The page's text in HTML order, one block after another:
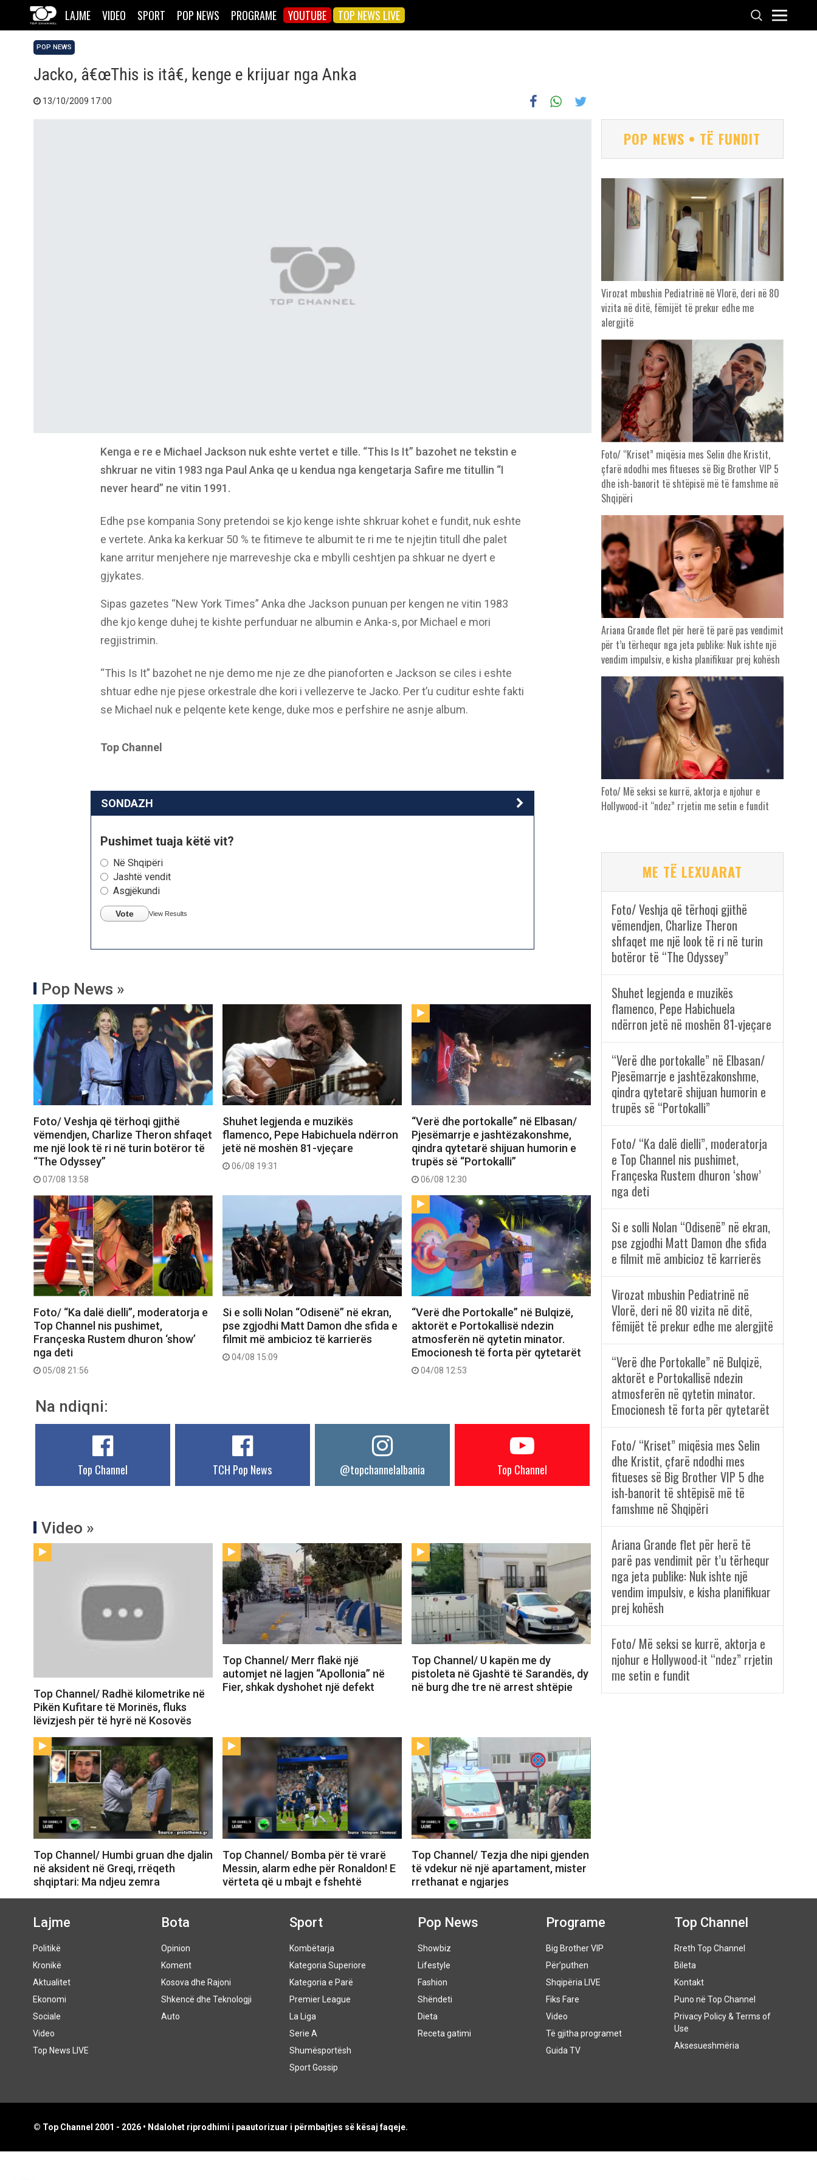
LAJME VIDEO SPORT POP NEWS PROGRAME YOUTUBE TOP NEWS LIVE
POP NEWS
Jacko, â€œThis is itâ€, kenge e krijuar nga Anka
13/10/2009 17:00
Kenga e re e Michael Jackson nuk eshte vertet e tille. “This Is It” bazohet ne tekstin e
shkruar ne vitin 1983 nga Paul Anka qe u kendua nga kengetarja Safire me titullin “I
never heard” ne vitin 1991.
Edhe pse kompania Sony pretendoi se kjo kenge ishte shkruar kohet e fundit, nuk eshte
e vertete. Anka ka kerkuar 50 % te fitimeve te albumit te ri me te njejtin titull dhe palet
kane arritur menjehere nje marreveshje cka e mbylli ceshtjen pa shkuar ne dyert e
gjykates.
Sipas gazetes “New York Times” Anka dhe Jackson punuan per kengen ne vitin 1983
dhe kjo kenge duhej te kishte perfunduar ne albumin e Anka-s, por Michael e mori
regjistrimin.
“This Is It” bazohet ne nje demo me nje ze dhe pianoforten e Jackson se ciles i eshte
shtuar edhe nje pjese orkestrale dhe kori i vellezerve te Jacko. Per t’u cuditur eshte fakti
se Michael nuk e pelqente kete kenge, duke mos e perfshire ne asnje album.
Top Channel
SONDAZH
Pushimet tuaja këtë vit?
Në Shqipëri
Jashtë vendit
Asgjëkundi
Vote View Results
Pop News »
Foto/ Veshja që tërhoqi gjithë
vëmendjen, Charlize Theron shfaqet
me një look të ri në turin botëror të
“The Odyssey”
07/08 13:58
Shuhet legjenda e muzikës
flamenco, Pepe Habichuela ndërron
jetë në moshën 81-vjeçare
06/08 19:31
“Verë dhe portokalle” në Elbasan/
Pjesëmarrje e jashtëzakonshme,
qindra qytetarë shijuan humorin e
trupës së “Portokalli”
06/08 12:30
Foto/ “Ka dalë dielli”, moderatorja e
Top Channel nis pushimet,
Françeska Rustem dhuron ‘show’
nga deti
05/08 21:56
Si e solli Nolan “Odisenë” në ekran,
pse zgjodhi Matt Damon dhe sfida e
filmit më ambicioz të karrierës
04/08 15:09
“Verë dhe Portokalle” në Bulqizë,
aktorët e Portokallisë ndezin
atmosferën në qytetin minator.
Emocionesh të forta për qytetarët
04/08 12:53
Na ndiqni:
Top Channel TCH Pop News @topchannelalbania Top Channel
Video »
Top Channel/ Radhë kilometrike në
Pikën Kufitare të Morinës, fluks
lëvizjesh për të hyrë në Kosovës
Top Channel/ Merr flakë një
automjet në lagjen “Apollonia” në
Fier, shkak dyshohet një defekt
Top Channel/ U kapën me dy
pistoleta në Gjashtë të Sarandës, dy
në burg dhe tre në arrest shtëpie
Top Channel/ Humbi gruan dhe djalin
në aksident në Greqi, rrëqeth
shqiptari: Ma ndjeu zemra
Top Channel/ Bomba për të vrarë
Messin, alarm edhe për Ronaldon! E
vërteta që u mbajt e fshehtë
Top Channel/ Tezja dhe nipi gjenden
të vdekur në një apartament, mister
rrethanat e ngjarjes
POP NEWS • TË FUNDIT
Virozat mbushin Pediatrinë në Vlorë, deri në 80
vizita në ditë, fëmijët të prekur edhe me
alergjitë
Foto/ “Kriset” miqësia mes Selin dhe Kristit,
çfarë ndodhi mes fitueses së Big Brother VIP 5
dhe ish-banorit të shtëpisë më të famshme në
Shqipëri
Ariana Grande flet për herë të parë pas vendimit
për t’u tërhequr nga jeta publike: Nuk ishte një
vendim impulsiv, e kisha planifikuar prej kohësh
Foto/ Më seksi se kurrë, aktorja e njohur e
Hollywood-it “ndez” rrjetin me setin e fundit
ME TË LEXUARAT
Foto/ Veshja që tërhoqi gjithë
vëmendjen, Charlize Theron
shfaqet me një look të ri në turin
botëror të “The Odyssey”
Shuhet legjenda e muzikës
flamenco, Pepe Habichuela
ndërron jetë në moshën 81-vjeçare
“Verë dhe portokalle” në Elbasan/
Pjesëmarrje e jashtëzakonshme,
qindra qytetarë shijuan humorin e
trupës së “Portokalli”
Foto/ “Ka dalë dielli”, moderatorja
e Top Channel nis pushimet,
Françeska Rustem dhuron ‘show’
nga deti
Si e solli Nolan “Odisenë” në ekran,
pse zgjodhi Matt Damon dhe sfida
e filmit më ambicioz të karrierës
Virozat mbushin Pediatrinë në
Vlorë, deri në 80 vizita në ditë,
fëmijët të prekur edhe me alergjitë
“Verë dhe Portokalle” në Bulqizë,
aktorët e Portokallisë ndezin
atmosferën në qytetin minator.
Emocionesh të forta për qytetarët
Foto/ “Kriset” miqësia mes Selin
dhe Kristit, çfarë ndodhi mes
fitueses së Big Brother VIP 5 dhe
ish-banorit të shtëpisë më të
famshme në Shqipëri
Ariana Grande flet për herë të
parë pas vendimit për t’u tërhequr
nga jeta publike: Nuk ishte një
vendim impulsiv, e kisha planifikuar
prej kohësh
Foto/ Më seksi se kurrë, aktorja e
njohur e Hollywood-it “ndez” rrjetin
me setin e fundit
Lajme
Politikë
Kronikë
Aktualitet
Ekonomi
Sociale
Video
Top News LIVE
Bota
Opinion
Koment
Kosova dhe Rajoni
Shkencë dhe Teknologji
Auto
Sport
Kombëtarja
Kategoria Superiore
Kategoria e Parë
Premier League
La Liga
Serie A
Shumësportësh
Sport Gossip
Pop News
Showbiz
Lifestyle
Fashion
Shëndeti
Dieta
Receta gatimi
Programe
Big Brother VIP
Për’puthen
Shqipëria LIVE
Fiks Fare
Video
Të gjitha programet
Guida TV
Top Channel
Rreth Top Channel
Bileta
Kontakt
Puno në Top Channel
Privacy Policy & Terms of
Use
Aksesueshmëria
© Top Channel 2001 - 2026 • Ndalohet riprodhimi i paautorizuar i përmbajtjes së kësaj faqeje.